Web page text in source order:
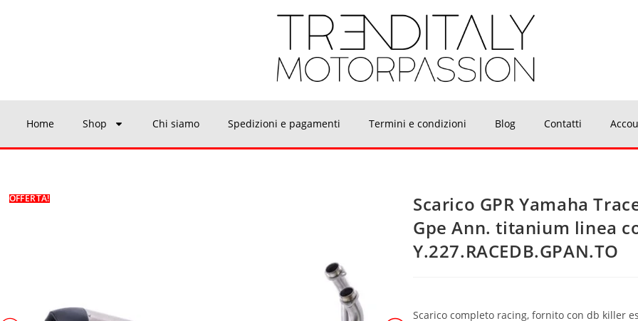
Home Shop Chi siamo Spedizioni e pagamenti Termini e condizioni Blog Contatti
OFFERTA!
Scarico GPR Yamaha
Gpe Ann. titanium linea
Y.227.RACEDB.GPAN.TO
Scarico completo racing, fornito con db killer